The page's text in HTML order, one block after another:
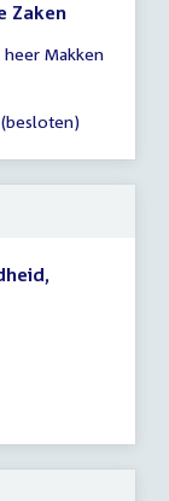
Zaken
heer Makken